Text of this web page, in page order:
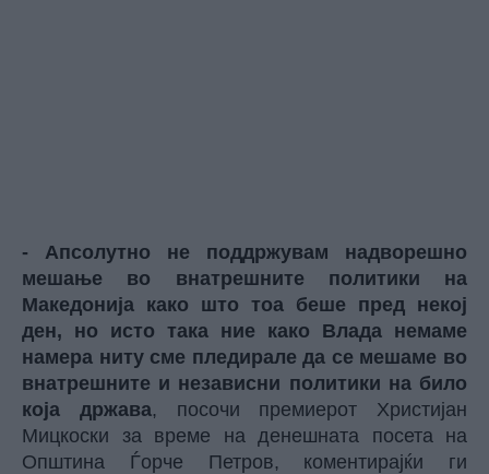
- Апсолутно не поддржувам надворешно
мешање во внатрешните политики на
Македонија како што тоа беше пред некој
ден, но исто така ние како Влада немаме
намера ниту сме пледирале да се мешаме во
внатрешните и независни политики на било
која држава, посочи премиерот Христијан
Мицкоски за време на денешната посета на
Општина Ѓорче Петров, коментирајќи ги